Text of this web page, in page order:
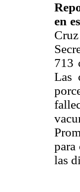
en
713
Las
para
las